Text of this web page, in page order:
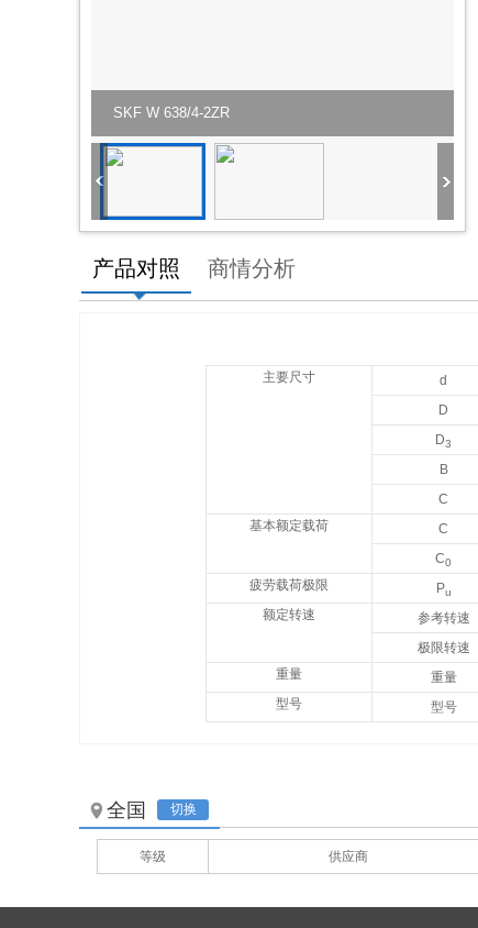
SKF W 638/4-2ZR
产品对照 商情分析
主要尺寸 d
D
D3
B
C
基本额定载荷
C
C0
疲劳载荷极限
Pu
额定转速
参考转速
极限转速
重量
重量
型号
型号
全国 切换
等级 供应商